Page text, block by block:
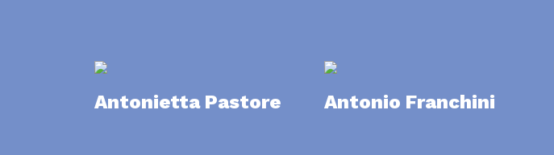
Antonietta Pastore Antonio Franchini